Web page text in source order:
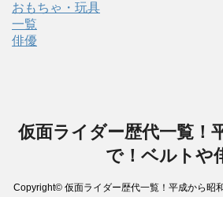
おもちゃ・玩具
一覧
俳優
仮面ライダー歴代一覧！
で！ベルトや
Copyright© 仮面ライダー歴代一覧！平成から昭